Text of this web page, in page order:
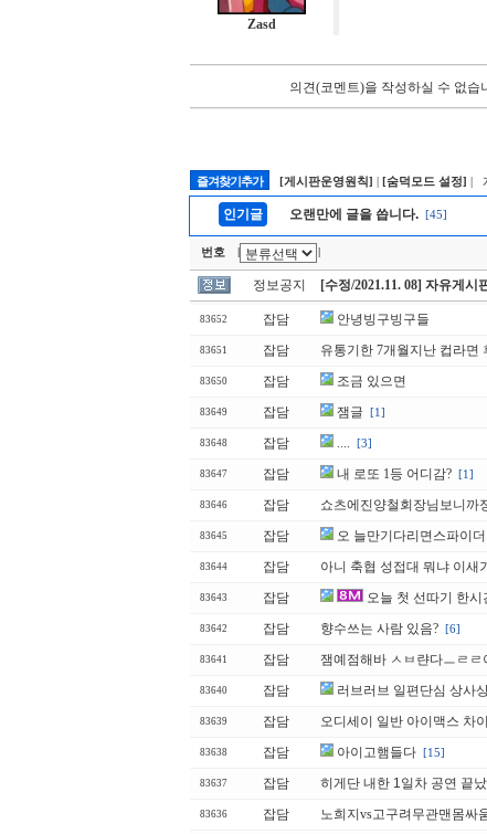
Zasd
의견(코멘트)을 작성하실 수 없습
즐겨찾기추가 [게시판운영원칙] | [숨덕모드 설정] |
인기글 오랜만에 글을 씁니다. [45]
번호
정보공지 [수정/2021.11. 08] 자유게시
83652 잡담 안녕빙구빙구들
83651 잡담 유통기한 7개월지난 컵라면
83650 잡담 조금 있으면
83649 잡담 잼글 [1]
83648 잡담 .... [3]
83647 잡담 내 로또 1등 어디감? [1]
83646 잡담 쇼츠에진양철회장님보니까
83645 잡담 오 늘만기다리면스파이
83644 잡담 아니 축협 성접대 뭐냐 이새
83643 잡담 오늘 첫 선따기 한시
83642 잡담 향수쓰는 사람 있음? [6]
83641 잡담 잼예점해바 ㅅㅂ랸다ㅡㄹㄹ
83640 잡담 러브러브 일편단심 상사
83639 잡담 오디세이 일반 아이맥스 차
83638 잡담 아이고햄들다 [15]
83637 잡담 히게단 내한 1일차 공연 끝
83636 잡담 노희지vs고구려무관맨몸싸